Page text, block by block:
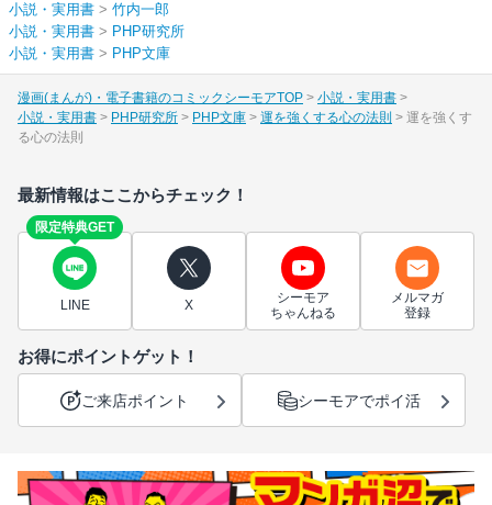
小説・実用書 > 竹内一郎
小説・実用書 > PHP研究所
小説・実用書 > PHP文庫
漫画(まんが)・電子書籍のコミックシーモアTOP
小説・実用書
小説・実用書
PHP研究所 PHP文庫 運を強くする心の法則
運を強くす
る心の法則
最新情報はここからチェック！
限定特典GET
LINE X
シーモア
ちゃんねる
メルマガ
登録
お得にポイントゲット！
ご来店ポイント シーモアでポイ活